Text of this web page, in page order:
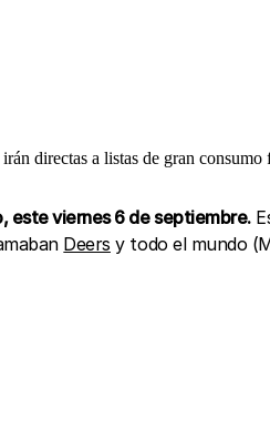
directas a listas de gran
este viernes 6 de septiembre.
Deers y todo el mundo